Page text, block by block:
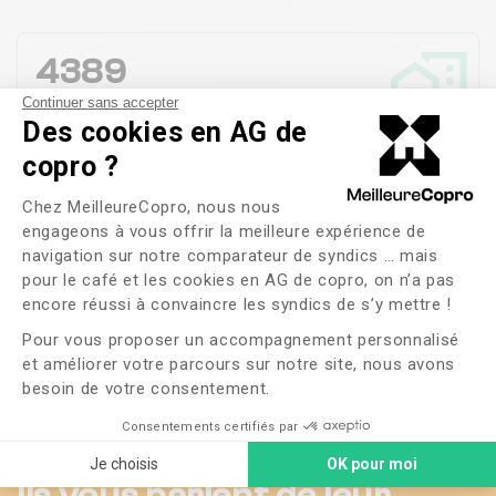
Continuer sans accepter
Des cookies en AG de
copro ?
Plateforme de Gestion du
Chez MeilleureCopro, nous nous
engageons à vous offrir la meilleure expérience de
navigation sur notre comparateur de syndics … mais
pour le café et les cookies en AG de copro, on n’a pas
encore réussi à convaincre les syndics de s’y mettre !
Pour vous proposer un accompagnement personnalisé
et améliorer votre parcours sur notre site, nous avons
besoin de votre consentement.
Consentements certifiés par
Je choisis OK pour moi
Axeptio consent
Societe Investimo
Aquitaine Ocean
Agestys
Stoa Agence Immo
Barokel Immobilier
Arro Immobilier
4389
Copropriétés engestion
98%
Satisfaction des habitants
2 jours
Durée moyenne de Gestion d'une Réclamation